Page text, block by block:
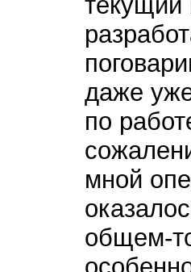
даже
по
мной
общем-